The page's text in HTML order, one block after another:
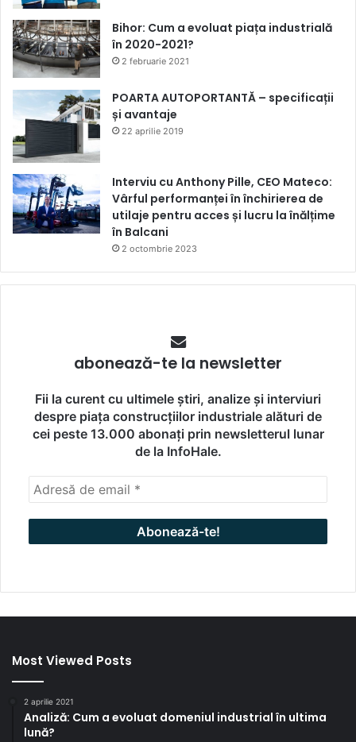
Bihor: Cum a evoluat piața industrială
în 2020-2021?
2 februarie 2021
POARTA AUTOPORTANTĂ – specificații
și avantaje
22 aprilie 2019
Interviu cu Anthony Pille, CEO Mateco:
Vârful performanței în închirierea de
utilaje pentru acces și lucru la înălțime
în Balcani
2 octombrie 2023
abonează-te la newsletter
Fii la curent cu ultimele știri, analize și interviuri
despre piața construcțiilor industriale alături de
cei peste 13.000 abonați prin newsletterul lunar
de la InfoHale.
Most Viewed Posts
2 aprilie 2021
Analiză: Cum a evoluat domeniul industrial în ultima
lună?